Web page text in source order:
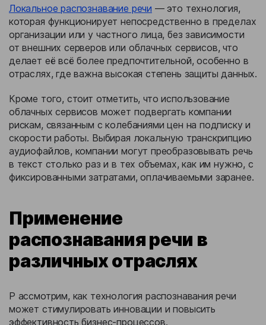
Локальное распознавание речи — это технология,
которая функционирует непосредственно в пределах
организации или у частного лица, без зависимости
от внешних серверов или облачных сервисов, что
делает её всё более предпочтительной, особенно в
отраслях, где важна высокая степень защиты данных.
Кроме того, стоит отметить, что использование
облачных сервисов может подвергать компании
рискам, связанным с колебаниями цен на подписку и
скорости работы. Выбирая локальную транскрипцию
аудиофайлов, компании могут преобразовывать речь
в текст столько раз и в тех объемах, как им нужно, с
фиксированными затратами, оплачиваемыми заранее.
Применение
распознавания речи в
различных отраслях
Р ассмотрим, как технология распознавания речи
может стимулировать инновации и повысить
эффективность бизнес-процессов.